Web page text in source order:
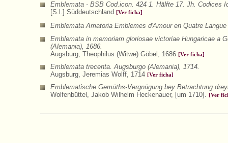
Emblemata - BSB Cod.icon. 424 1. Hälfte 17. Jh. Codices
[S.l.] Süddeutschland
[Ver ficha]
Emblemata Amatoria Emblemes d'Amour en Quatre
Emblemata in memoriam gloriosae victoriae Hungaricae a
(Alemania), 1686.
Augsburg, Theophilus (Witwe) Göbel, 1686 [Ver ficha]
Emblemata trecenta. Augsburgo (Alemania), 1714.
Augsburg, Jeremias Wolff, 1714 [Ver ficha]
Emblematische Gemüths-Vergnügung bey Betrachtung
Wolfenbüttel, Jakob Wilhelm Heckenauer, [um 1710].
[Ver